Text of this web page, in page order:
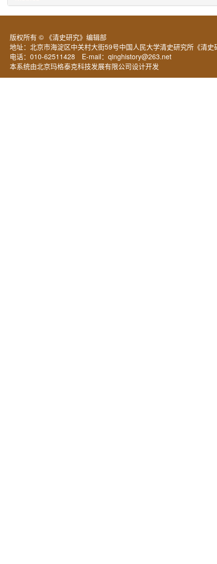
版权所有 © 《清史研究》编辑部
地址：北京市海淀区中关村大街59号中国人民大学清史研究所《
电话：010-62511428 E-mail： qinghistory@263.net
本系统由北京玛格泰克科技发展有限公司设计开发